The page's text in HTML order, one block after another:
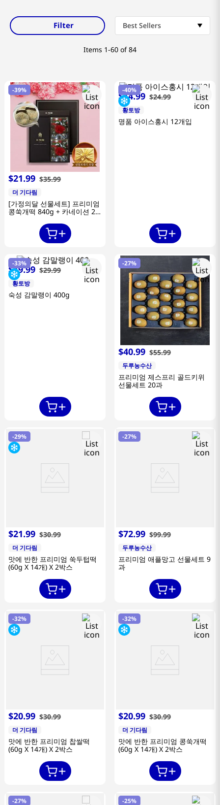
crabFilter Best Sellers
Items 1-60 of 84
-39%
$21.99 $35.99
더 기다림
[가정의달 선물세트] 프리미엄
콩쑥개떡 840g + 카네이션 2
-40%
$14.99 $24.99
황토방
명품 아이스홍시 12개입
-33%
$19.99 $29.99
황토방
숙성 감말랭이 400g
-27%
$40.99 $55.99
두루농수산
프리미엄 제스프리 골드키위
선물세트 20과
-29%
$21.99 $30.99
더 기다림
맛에 반한 프리미엄 쑥두텁떡
(60g X 14개) X 2박스
-27%
$72.99 $99.99
두루농수산
프리미엄 애플망고 선물세트 9
과
-32%
$20.99 $30.99
더 기다림
맛에 반한 프리미엄 찹쌀떡
(60g X 14개) X 2박스
-32%
$20.99 $30.99
더 기다림
맛에 반한 프리미엄 콩쑥개떡
(60g X 14개) X 2박스
-27% -25%